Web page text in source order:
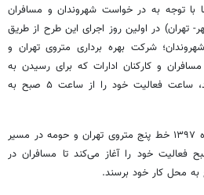
با توجه به در خواست شهروندان و مسافران
تهران) در اولین روز اجرای این طرح از طریق
شرکت بهره برداری متروی تهران و
و کارکنان ادارات که برای رسیدن به
محل کار از مترو استفاده می‌کنند، ساعت فعالیت خود را از ساعت ۵ صبح به
وی گفت: از فردا یکشنبه ۱۷ تیرماه ۱۳۹۷ خط پنج متروی تهران و حومه در مسیر
تهران) از ساعت ۴:۳۰ صبح فعالیت خود را آغاز می‌کند تا مسافران در
به محل کار خود برسند.